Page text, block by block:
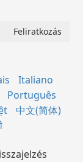
Italiano
Português
中文(简体)